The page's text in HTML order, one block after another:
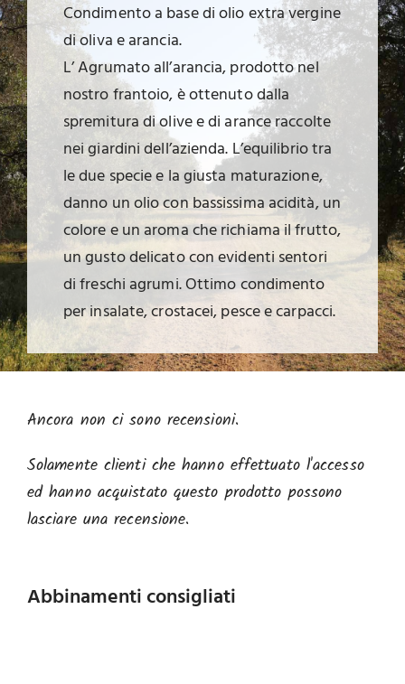
Condimento a base di olio extra vergine
di oliva e arancia.
L’ Agrumato all’arancia, prodotto nel
nostro frantoio, è ottenuto dalla
spremitura di olive e di arance raccolte
nei giardini dell’azienda. L’equilibrio tra
le due specie e la giusta maturazione,
danno un olio con bassissima acidità, un
colore e un aroma che richiama il frutto,
un gusto delicato con evidenti sentori
di freschi agrumi. Ottimo condimento
per insalate, crostacei, pesce e carpacci.
Ancora non ci sono recensioni.
Solamente clienti che hanno effettuato l'accesso
ed hanno acquistato questo prodotto possono
lasciare una recensione.
Abbinamenti consigliati